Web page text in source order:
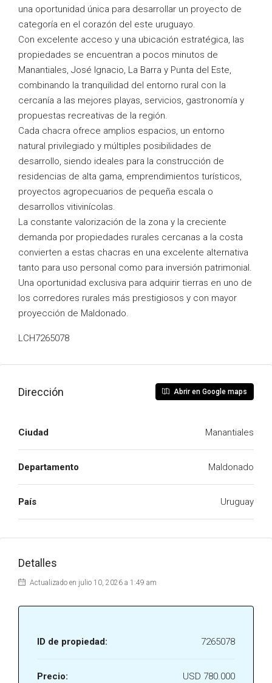
una oportunidad única para desarrollar un proyecto de
categoría en el corazón del este uruguayo.
Con excelente acceso y una ubicación estratégica, las
propiedades se encuentran a pocos minutos de
Manantiales, José Ignacio, La Barra y Punta del Este,
combinando la tranquilidad del entorno rural con la
cercanía a las mejores playas, servicios, gastronomía y
propuestas recreativas de la región.
Cada chacra ofrece amplios espacios, un entorno
natural privilegiado y múltiples posibilidades de
desarrollo, siendo ideales para la construcción de
residencias de alta gama, emprendimientos turísticos,
proyectos agropecuarios de pequeña escala o
desarrollos vitivinícolas.
La constante valorización de la zona y la creciente
demanda por propiedades rurales cercanas a la costa
convierten a estas chacras en una excelente alternativa
tanto para uso personal como para inversión patrimonial.
Una oportunidad exclusiva para adquirir tierras en uno de
los corredores rurales más prestigiosos y con mayor
proyección de Maldonado.
LCH7265078
Dirección Abrir en Google maps
Ciudad Manantiales
Departamento Maldonado
País Uruguay
Detalles
Actualizado en julio 10, 2026 a 1:49 am
ID de propiedad: 7265078
Precio: USD 780.000